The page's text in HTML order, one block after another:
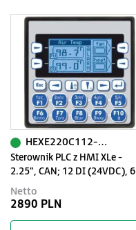
Sterownik PLC z HMI XLe -
2.25", CAN; 12 DI (24VDC), 6
DO (relay 2A), 4 AI (0-10V, 0-
20mA); zasilanie 9-30VDC
HEXE220C112-01
Netto
2890 PLN